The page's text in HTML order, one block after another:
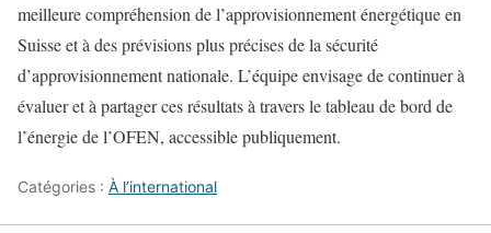
meilleure compréhension de l’approvisionnement énergétique en
Suisse et à des prévisions plus précises de la sécurité
d’approvisionnement nationale. L’équipe envisage de continuer à
évaluer et à partager ces résultats à travers le tableau de bord de
l’énergie de l’OFEN, accessible publiquement.
Catégories : À l’international